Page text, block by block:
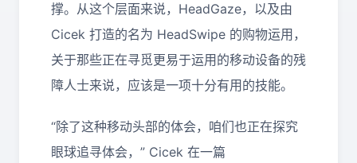
撑。从这个层面来说，HeadGaze，以及由
Cicek 打造的名为 HeadSwipe 的购物运用，
关于那些正在寻觅更易于运用的移动设备的残
障人士来说，应该是一项十分有用的技能。
“除了这种移动头部的体会，咱们也正在探究
眼球追寻体会，” Cicek 在一篇